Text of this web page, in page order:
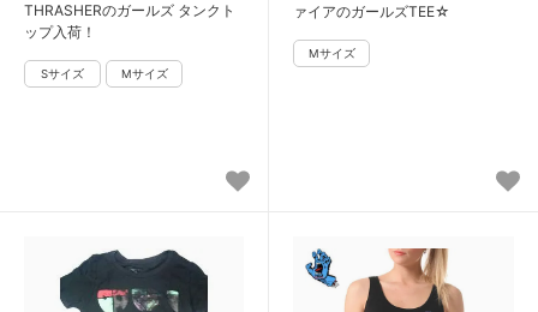
THRASHERのガールズ タンクト
ップ入荷！
ァイアのガールズTEE☆